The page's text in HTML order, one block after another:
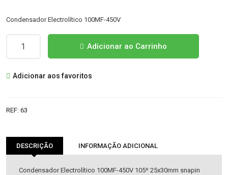
Condensador Electrolítico 100MF-450V
450V
Adicionar ao Carrinho
Adicionar aos favoritos
REF: 63
DESCRIÇÃO INFORMAÇÃO ADICIONAL
Condensador Electrolítico 100MF-450V 105º 25x30mm snapin